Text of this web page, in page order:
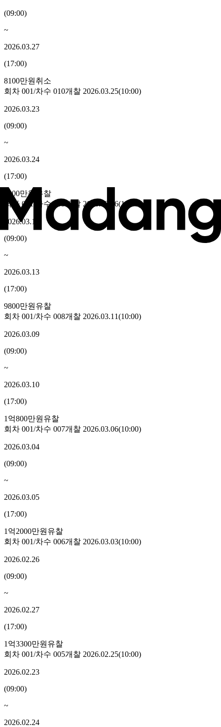
(09:00)
~
2026.03.27
(17:00)
8100만원 취소
회차 001/차수 010개찰 2026.03.25(10:00)
2026.03.23
(09:00)
~
2026.03.24
(17:00)
8900만원
유찰
회차001 /차수009 개찰 2026.03.16(10:00 )
2026.03.12
(09:00)
~
2026.03.13
(17:00)
9800만원 유찰
회차 001/차수 008개찰 2026.03.11(10:00)
2026.03.09
(09:00)
~
2026.03.10
(17:00)
1억800만원 유찰
회차 001/차수 007개찰 2026.03.06(10:00)
2026.03.04
(09:00)
~
2026.03.05
(17:00)
1억2000만원 유찰
회차 001/차수 006개찰 2026.03.03(10:00)
2026.02.26
(09:00)
~
2026.02.27
(17:00)
1억3300만원 유찰
회차 001/차수 005개찰 2026.02.25(10:00)
2026.02.23
(09:00)
~
2026.02.24